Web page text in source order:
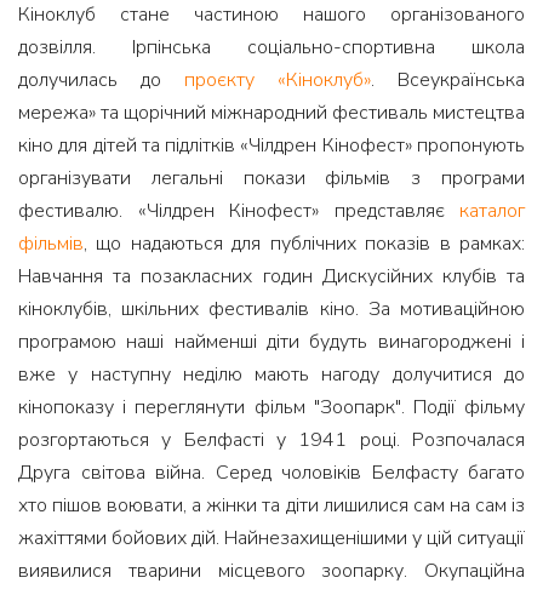
Кіноклуб стане частиною нашого організованого
дозвілля. Ірпінська соціально-спортивна школа
долучилась до проєкту «Кіноклуб». Всеукраїнська
мережа» та щорічний міжнародний фестиваль мистецтва
кіно для дітей та підлітків «Чілдрен Кінофест» пропонують
організувати легальні покази фільмів з програми
фестивалю. «Чілдрен Кінофест» представляєкаталог
фільмів, що надаються для публічних показів в рамках:
Навчання та позакласних годин Дискусійних клубів та
кіноклубів, шкільних фестивалів кіно. За мотиваційною
програмою наші найменші діти будуть винагороджені і
вже у наступну неділю мають нагоду долучитися до
кінопоказу і переглянути фільм "Зоопарк". Події фільму
розгортаються у Белфасті у 1941 році. Розпочалася
Друга світова війна. Серед чоловіків Белфасту багато
хто пішов воювати, а жінки та діти лишилися сам на сам із
жахіттями бойових дій. Найнезахищенішими у цій ситуації
виявилися тварини місцевого зоопарку. Окупаційна